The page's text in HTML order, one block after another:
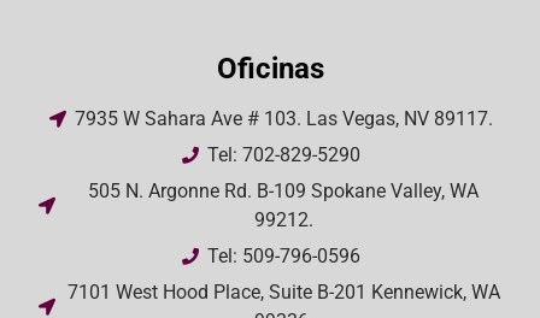
Oficinas
7935 W Sahara Ave # 103. Las Vegas, NV 89117.
Tel: 702-829-5290
505 N. Argonne Rd. B-109 Spokane Valley, WA
99212.
Tel: 509-796-0596
7101 West Hood Place, Suite B-201 Kennewick, WA